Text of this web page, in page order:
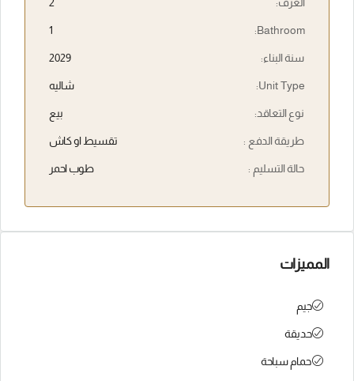
Bathroom:
1
سنة البناء: 2029
Unit Type: شاليه
نوع التعاقد: بيع
طريقة الدفع : تقسيط او كاش
حالة التسليم : طوب احمر
المميزات
جيم
حديقة
حمام سباحة